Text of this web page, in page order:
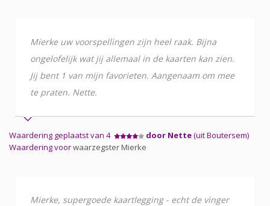
Mierke uw voorspellingen zijn heel raak. Bijna
ongelofelijk wat jij allemaal in de kaarten kan zien.
Jij bent 1 van mijn favorieten. Aangenaam om mee
te praten. Nette.
Waardering geplaatst van 4 door Nette(uit Boutersem)
Waardering voorwaarzegster Mierke
Mierke, supergoede kaartlegging - echt de vinger